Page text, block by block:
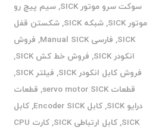
سوکت سرو موتور SICK
,سیم پیچ رو
موتور SICK
,شبکه SICK ,شکستن قفل
SICK
, فارسی Manual SICK , فروش
انکودر SICK
, فروش خط کش SICK
,
فروش کابل انکودر SICK
, فیلتر SICK
,
قطعات servo motor SICK
, قطعات
درایو SICK
,کابل Encoder SICK ,کابل
SICK
,کابل ارتباطی SICK ,
کارت CPU